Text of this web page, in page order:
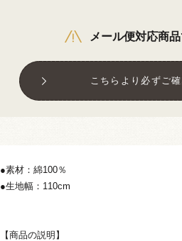
メール便対応商
こちらより必ずご
●素材：綿100％
●生地幅：110cm
【商品の説明】